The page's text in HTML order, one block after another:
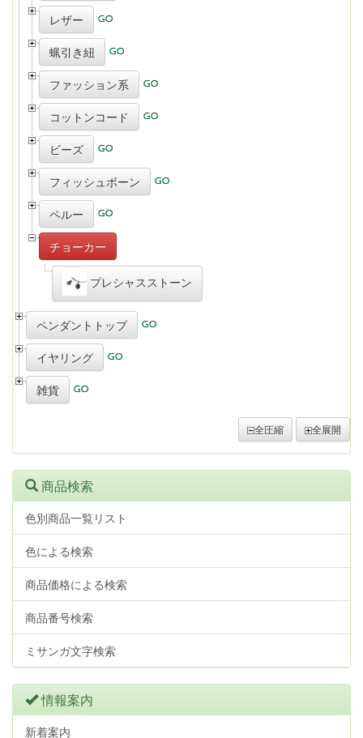
レザー
蝋引き紐
ファッション系
コットンコード
ビーズ
フィッシュボーン
ペルー
チョーカー
プレシャスストーン
ペンダントトップ
イヤリング
雑貨
全圧縮 全展開
商品検索
色別商品一覧リスト
色による検索
商品価格による検索
商品番号検索
ミサンガ文字検索
情報案内
新着案内